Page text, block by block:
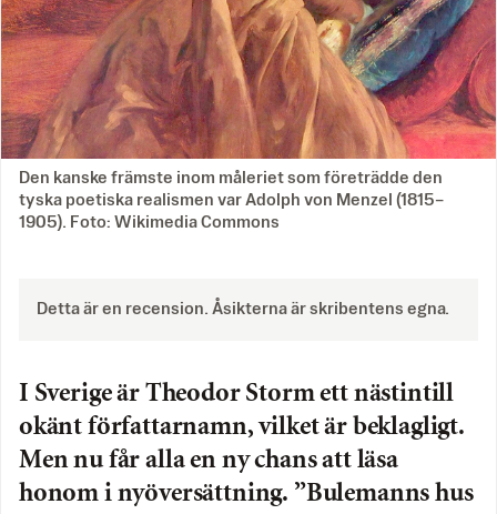
Den kanske främste inom måleriet som företrädde den
tyska poetiska realismen var Adolph von Menzel (1815–
1905). Foto: Wikimedia Commons
Detta är en recension. Åsikterna är skribentens egna.
I Sverige är Theodor Storm ett nästintill
okänt författarnamn, vilket är beklagligt.
Men nu får alla en ny chans att läsa
honom i nyöversättning. ”Bulemanns hus